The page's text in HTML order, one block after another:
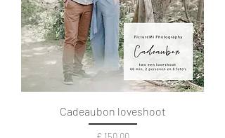
Cadeaubon loveshoot